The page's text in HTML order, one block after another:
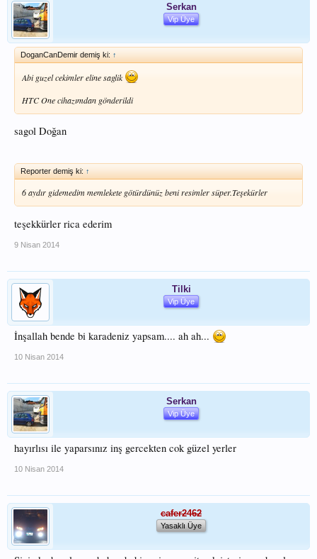
Serkan
Vip Üye
DoganCanDemir demiş ki: ↑
Abi guzel cekimler eline saglik
HTC One cihazımdan gönderildi
sagol Doğan
Reporter demiş ki: ↑
6 aydır gidemedim memlekete götürdünüz beni resimler süper.Teşekürler
teşekkürler rica ederim
9 Nisan 2014
Tilki
Vip Üye
İnşallah bende bi karadeniz yapsam.... ah ah...
10 Nisan 2014
Serkan
Vip Üye
hayırlısı ile yaparsınız inş gercekten cok güzel yerler
10 Nisan 2014
cafer2462
Yasaklı Üye